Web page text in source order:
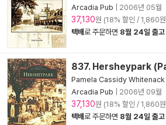
Arcadia Pub
2006년 05월
37,130원 (18% 할인 / 1,860
택배로 주문하면 8월 24일 출고
837. Hersheypark
Pamela Cassidy Whitenack
Arcadia Pub
2006년 09월
37,130원 (18% 할인 / 1,860
택배로 주문하면 8월 24일 출고